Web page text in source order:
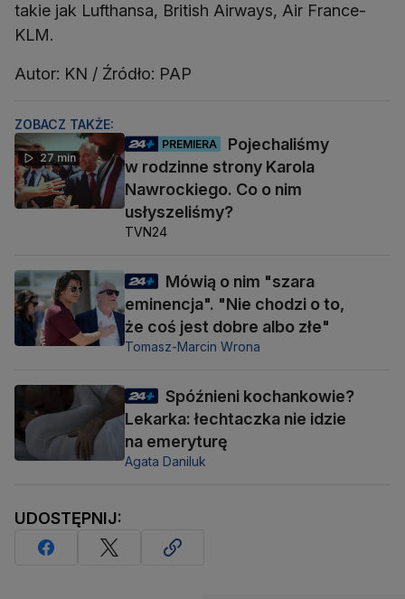
takie jak Lufthansa, British Airways, Air France-
KLM.
Autor: KN / Źródło: PAP
ZOBACZ TAKŻE:
27 min
PREMIERA
Pojechaliśmy
w rodzinne strony Karola
Nawrockiego. Co o nim
usłyszeliśmy?
TVN24
Mówią o nim "szara
eminencja". "Nie chodzi o to,
że coś jest dobre albo złe"
Tomasz-Marcin Wrona
Spóźnieni kochankowie?
Lekarka: łechtaczka nie idzie
na emeryturę
Agata Daniluk
UDOSTĘPNIJ: